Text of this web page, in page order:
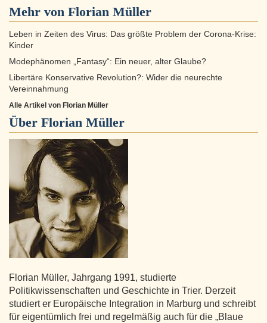
Mehr von Florian Müller
Leben in Zeiten des Virus: Das größte Problem der Corona-Krise:
Kinder
Modephänomen „Fantasy“: Ein neuer, alter Glaube?
Libertäre Konservative Revolution?: Wider die neurechte
Vereinnahmung
Alle Artikel von Florian Müller
Über Florian Müller
Florian Müller, Jahrgang 1991, studierte
Politikwissenschaften und Geschichte in Trier. Derzeit
studiert er Europäische Integration in Marburg und schreibt
für eigentümlich frei und regelmäßig auch für die „Blaue